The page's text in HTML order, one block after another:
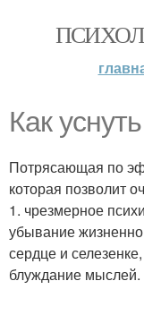
Как
Потрясающая по
которая позволит
1. чрезмерное
убывание
сердце и
блуждание мыслей.